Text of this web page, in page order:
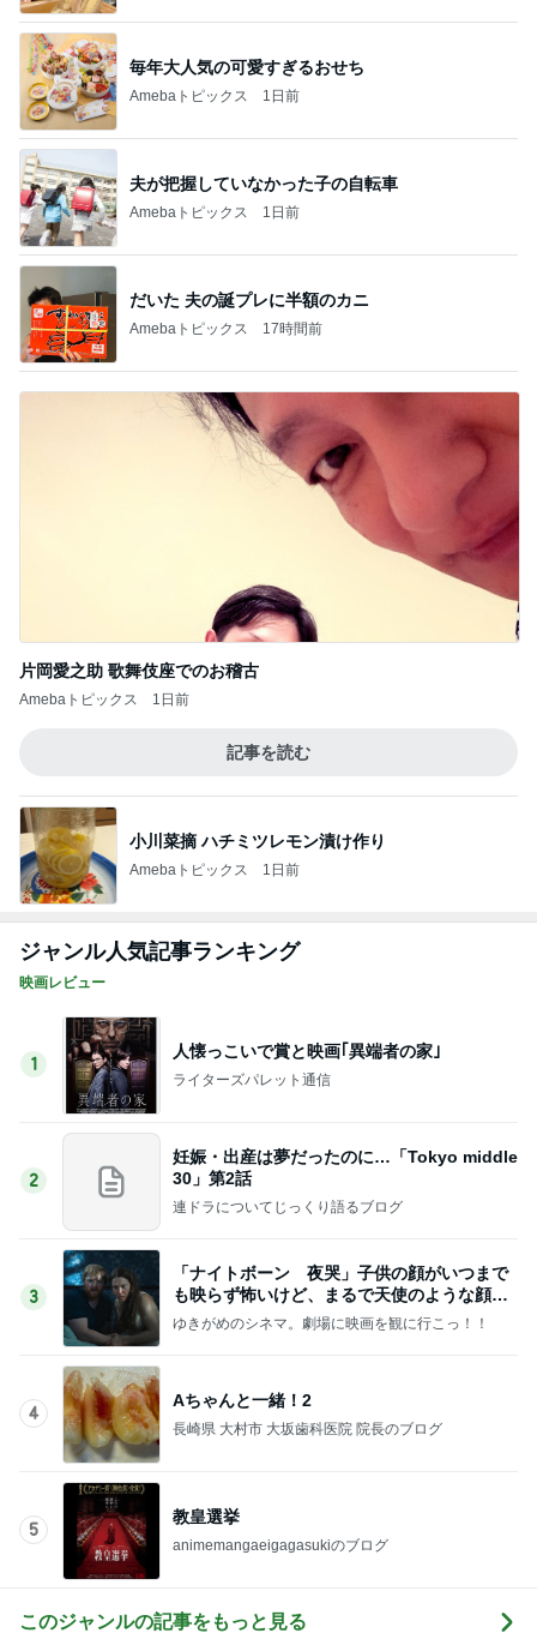
毎年大人気の可愛すぎるおせち
Amebaトピックス 1日前
夫が把握していなかった子の自転車
Amebaトピックス 1日前
だいた 夫の誕プレに半額のカニ
Amebaトピックス 17時間前
片岡愛之助 歌舞伎座でのお稽古
Amebaトピックス 1日前
記事を読む
小川菜摘 ハチミツレモン漬け作り
Amebaトピックス 1日前
ジャンル人気記事ランキング
映画レビュー
1
人懐っこいで賞と映画｢異端者の家｣
ライターズパレット通信
2
妊娠・出産は夢だったのに…「Tokyo middle
30」第2話
連ドラについてじっくり語るブログ
3
「ナイトボーン 夜哭」子供の顔がいつまで
も映らず怖いけど、まるで天使のような顔の
赤ちゃんでした。
ゆきがめのシネマ。劇場に映画を観に行こっ！！
4
Aちゃんと一緒！2
長崎県 大村市 大坂歯科医院 院長のブログ
5
教皇選挙
animemangaeigagasukiのブログ
このジャンルの記事をもっと見る